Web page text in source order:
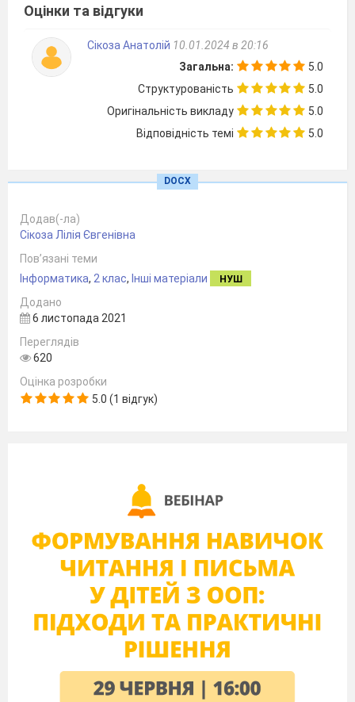
клавіатура
системний блок
Запитання 4
Монітор, принтер, колонки, проектор-це
варіанти відповідей
Пристрої введення інформації
Пристрої виведення інформації
варіанти відповідей
Пристрої для комп'ютерних ігор
Пристрої виведення інформації
Оцінки та відгуки
Сікоза Анатолій 10.01.2024 в 20:16
Загальна:
5.0
Структурованість
5.0
Оригінальність викладу
5.0
Відповідність темі
5.0
DOCX
Додав(-ла)
Сікоза Лілія Євгенівна
Пов’язані теми
Інформатика, 2 клас, Інші матеріали НУШ
Додано
6 листопада 2021
Переглядів
620
Оцінка розробки
5.0 (1 відгук)